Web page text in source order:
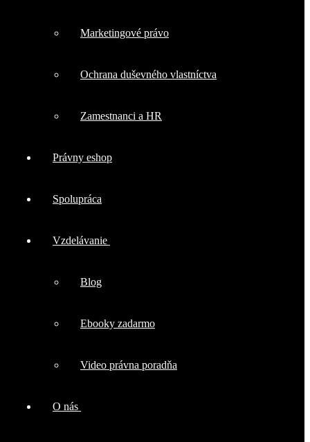
Marketingové právo
Ochrana duševného vlastníctva
Zamestnanci a HR
Právny eshop
Spolupráca
Vzdelávanie
Blog
Ebooky zadarmo
Video právna poradňa
O nás